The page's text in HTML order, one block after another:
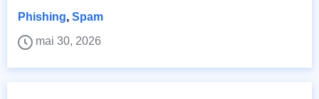
Phishing, Spam
mai 30, 2026